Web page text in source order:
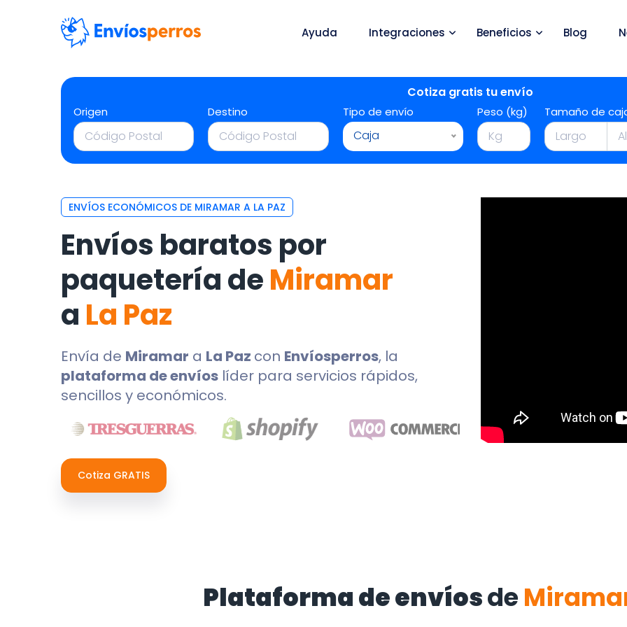
Ayuda Integraciones Beneficios Blog
Cotiza gratis tu envío
Origen Destino Tipo de envío
Caja
Peso (kg) Tamaño de
ENVÍOS ECONÓMICOS DE MIRAMAR A LA PAZ
Envíos baratos por
paquetería deMiramar
a La Paz
Envía de Miramar a La Paz con Envíosperros, la
plataforma de envíos líder para servicios rápidos,
sencillos y económicos.
Cotiza GRATIS
Plataforma de envíosde